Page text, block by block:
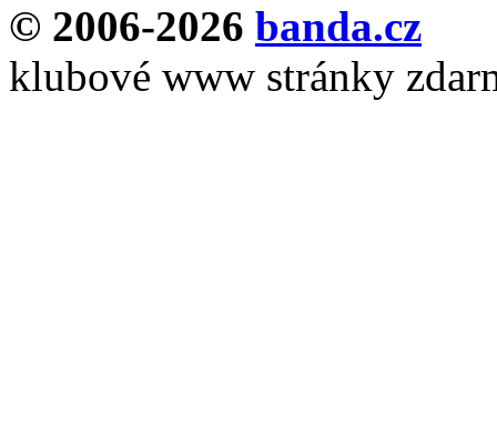
© 2006-2026 banda.cz
klubové www stránky